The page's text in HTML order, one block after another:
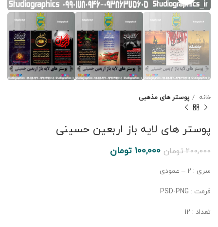
خانه پوستر های مذهبی
پوستر های لایه باز اربعین حسینی
200,000 تومان 100,000 تومان
سری : 2 – عمودی
فرمت : PSD-PNG
تعداد : 12